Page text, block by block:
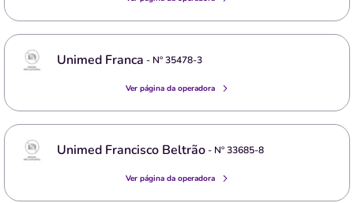
Unimed Franca - Nº35478-3
Ver página da operadora
Unimed Francisco Beltrão- Nº33685-8
Ver página da operadora